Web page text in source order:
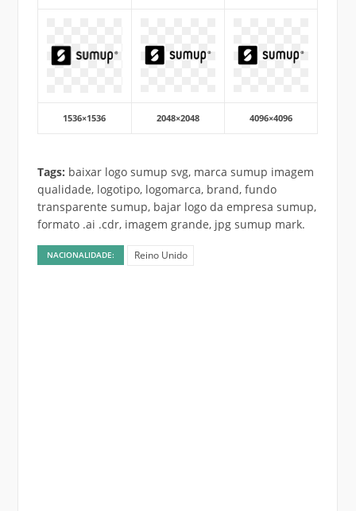
1536×1536 2048×2048 4096×4096
Tags: baixar logo sumup svg, marca sumup imagem
qualidade, logotipo, logomarca, brand, fundo
transparente sumup, bajar logo da empresa sumup,
formato .ai .cdr, imagem grande, jpg sumup mark.
NACIONALIDADE: Reino Unido